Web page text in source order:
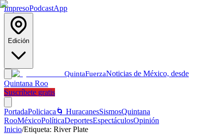
ImpresoPodcastApp
Edición
QuintaFuerzaNoticias de México, desde
Quintana Roo
Suscríbete gratis
PortadaPoliciaca 🌀 HuracanesSismosQuintana
RooMéxicoPolíticaDeportesEspectáculosOpinión
Inicio/Etiqueta: River Plate